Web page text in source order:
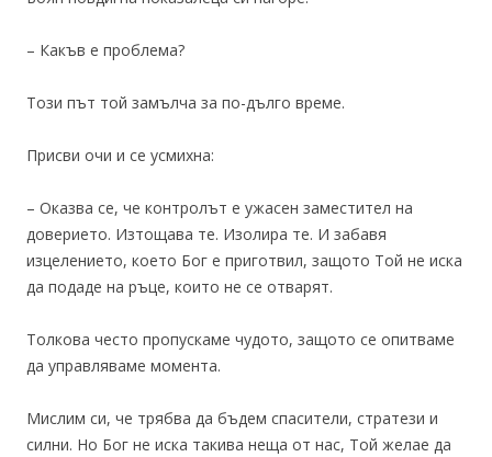
– Какъв е проблема?
Този път той замълча за по-дълго време.
Присви очи и се усмихна:
– Оказва се, че контролът е ужасен заместител на
доверието. Изтощава те. Изолира те. И забавя
изцелението, което Бог е приготвил, защото Той не иска
да подаде на ръце, които не се отварят.
Толкова често пропускаме чудото, защото се опитваме
да управляваме момента.
Мислим си, че трябва да бъдем спасители, стратези и
силни. Но Бог не иска такива неща от нас, Той желае да